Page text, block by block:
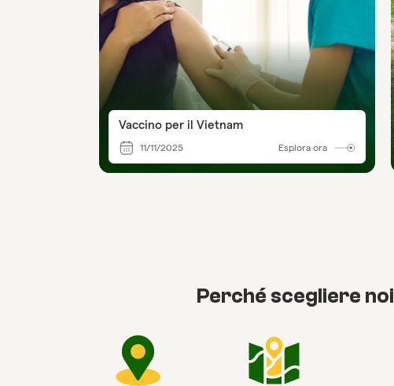
Vaccino per il Vietnam
11/11/2025 Esplora ora
Perché scegliere noi